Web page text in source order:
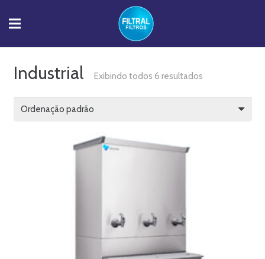
Industrial Exibindo todos 6 resultados